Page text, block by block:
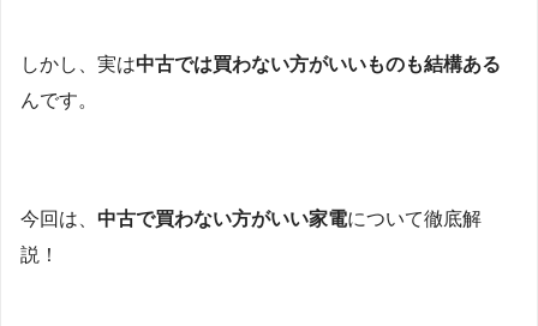
しかし、実は中古では買わない方がいいものも結構ある
んです。
今回は、 中古で買わない方がいい家電について徹底解
説！